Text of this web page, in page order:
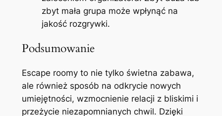
zbyt mała grupa może wpłynąć na
jakość rozgrywki.
Podsumowanie
Escape roomy to nie tylko świetna zabawa,
ale również sposób na odkrycie nowych
umiejętności, wzmocnienie relacji z bliskimi i
przeżycie niezapomnianych chwil. Dzięki